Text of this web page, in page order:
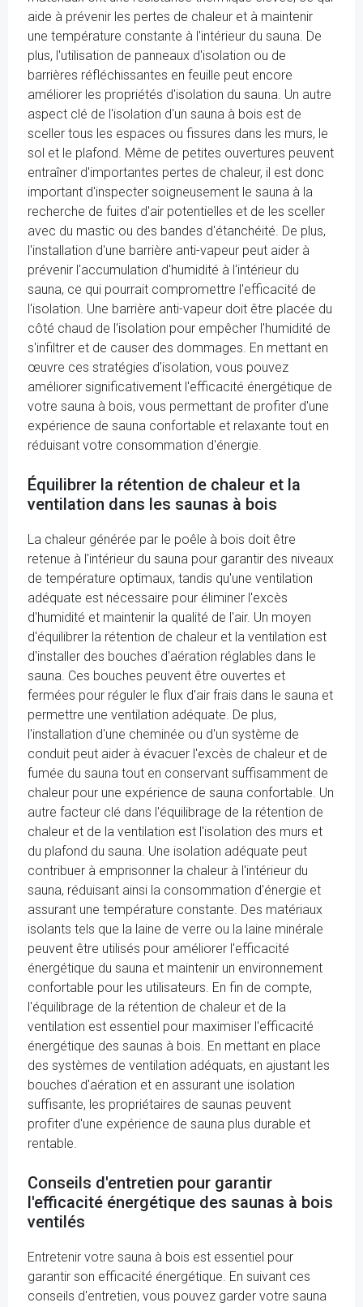
aide à prévenir les pertes de chaleur et à maintenir
une température constante à l'intérieur du sauna. De
plus, l'utilisation de panneaux d'isolation ou de
barrières réfléchissantes en feuille peut encore
améliorer les propriétés d'isolation du sauna. Un autre
aspect clé de l'isolation d'un sauna à bois est de
sceller tous les espaces ou fissures dans les murs, le
sol et le plafond. Même de petites ouvertures peuvent
entraîner d'importantes pertes de chaleur, il est donc
important d'inspecter soigneusement le sauna à la
recherche de fuites d'air potentielles et de les sceller
avec du mastic ou des bandes d'étanchéité. De plus,
l'installation d'une barrière anti-vapeur peut aider à
prévenir l'accumulation d'humidité à l'intérieur du
sauna, ce qui pourrait compromettre l'efficacité de
l'isolation. Une barrière anti-vapeur doit être placée du
côté chaud de l'isolation pour empêcher l'humidité de
s'infiltrer et de causer des dommages. En mettant en
œuvre ces stratégies d'isolation, vous pouvez
améliorer significativement l'efficacité énergétique de
votre sauna à bois, vous permettant de profiter d'une
expérience de sauna confortable et relaxante tout en
réduisant votre consommation d'énergie.
Équilibrer la rétention de chaleur et la
ventilation dans les saunas à bois
La chaleur générée par le poêle à bois doit être
retenue à l'intérieur du sauna pour garantir des niveaux
de température optimaux, tandis qu'une ventilation
adéquate est nécessaire pour éliminer l'excès
d'humidité et maintenir la qualité de l'air. Un moyen
d'équilibrer la rétention de chaleur et la ventilation est
d'installer des bouches d'aération réglables dans le
sauna. Ces bouches peuvent être ouvertes et
fermées pour réguler le flux d'air frais dans le sauna et
permettre une ventilation adéquate. De plus,
l'installation d'une cheminée ou d'un système de
conduit peut aider à évacuer l'excès de chaleur et de
fumée du sauna tout en conservant suffisamment de
chaleur pour une expérience de sauna confortable. Un
autre facteur clé dans l'équilibrage de la rétention de
chaleur et de la ventilation est l'isolation des murs et
du plafond du sauna. Une isolation adéquate peut
contribuer à emprisonner la chaleur à l'intérieur du
sauna, réduisant ainsi la consommation d'énergie et
assurant une température constante. Des matériaux
isolants tels que la laine de verre ou la laine minérale
peuvent être utilisés pour améliorer l'efficacité
énergétique du sauna et maintenir un environnement
confortable pour les utilisateurs. En fin de compte,
l'équilibrage de la rétention de chaleur et de la
ventilation est essentiel pour maximiser l'efficacité
énergétique des saunas à bois. En mettant en place
des systèmes de ventilation adéquats, en ajustant les
bouches d'aération et en assurant une isolation
suffisante, les propriétaires de saunas peuvent
profiter d'une expérience de sauna plus durable et
rentable.
Conseils d'entretien pour garantir
l'efficacité énergétique des saunas à bois
ventilés
Entretenir votre sauna à bois est essentiel pour
garantir son efficacité énergétique. En suivant ces
conseils d'entretien, vous pouvez garder votre sauna